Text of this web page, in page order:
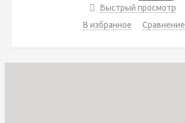
Быстрый просмотр
В избранное
Сравнение